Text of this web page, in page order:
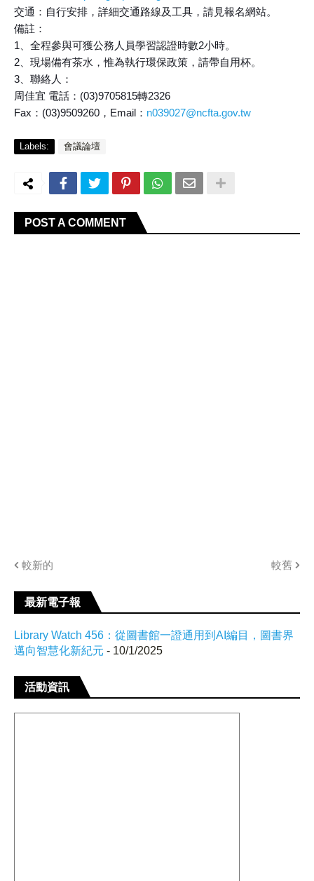
交通：自行安排，詳細交通路線及工具，請見報名網站。
備註：
1、全程參與可獲公務人員學習認證時數2小時。
2、現場備有茶水，惟為執行環保政策，請帶自用杯。
3、聯絡人：
周佳宜 電話：(03)9705815轉2326
Fax：(03)9509260，Email： n039027@ncfta.gov.tw
Labels: 會議論壇
POST A COMMENT
較新的 較舊
最新電子報
Library Watch 456：從圖書館一證通用到AI編目，圖書界
邁向智慧化新紀元 - 10/1/2025
活動資訊